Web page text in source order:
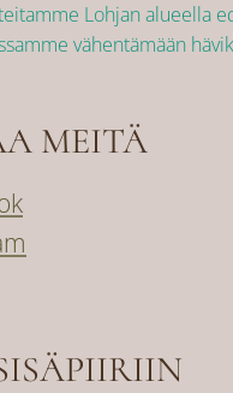
Lohjan alueella
vähentämään
MEITÄ